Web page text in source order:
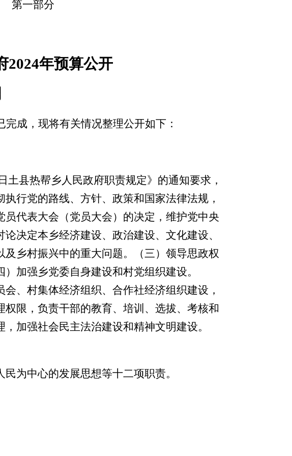
第一部分
2024年预算公开
成，现将有关情况整理公开如下：
土县热帮乡人民政府职责规定》的通知要求，
行党的路线、方针、政策和国家法律法规，
代表大会（党员大会）的决定，维护党中央
决定本乡经济建设、政治建设、文化建设、
乡村振兴中的重大问题。（三）领导思政权
加强乡党委自身建设和村党组织建设。
、村集体经济组织、合作社经济组织建设，
限，负责干部的教育、培训、选拔、考核和
加强社会民主法治建设和精神文明建设。
为中心的发展思想等十二项职责。